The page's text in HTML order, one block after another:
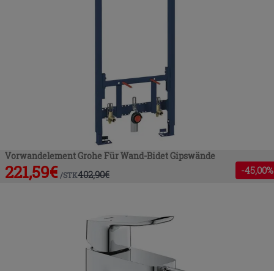
Vorwandelement Grohe Für Wand-Bidet Gipswände
221,59€ /STK402,90€ -45,00%